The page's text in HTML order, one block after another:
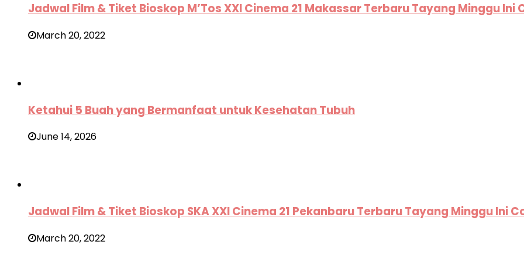
Jadwal Film & Tiket Bioskop M’Tos XXI Cinema 21 Makassar Terbaru Tayang Minggu Ini
March 20, 2022
Ketahui 5 Buah yang Bermanfaat untuk Kesehatan Tubuh
June 14, 2026
Jadwal Film & Tiket Bioskop SKA XXI Cinema 21 Pekanbaru Terbaru Tayang Minggu Ini
March 20, 2022